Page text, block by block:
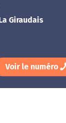
Giraudais
Voir le numéro